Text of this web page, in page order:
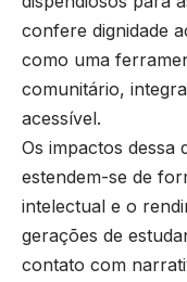
confere dignidade
como uma
comunitário,
acessível.
Os impactos dessa
estendem-se de
intelectual e o
gerações de
contato com